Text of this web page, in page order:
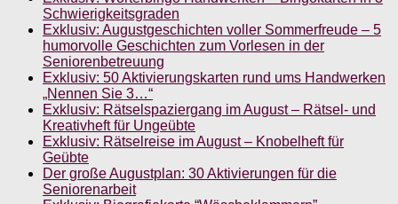
Schwierigkeitsgraden
Exklusiv: Augustgeschichten voller Sommerfreude – 5
humorvolle Geschichten zum Vorlesen in der
Seniorenbetreuung
Exklusiv: 50 Aktivierungskarten rund ums Handwerken
„Nennen Sie 3…“
Exklusiv: Rätselspaziergang im August – Rätsel- und
Kreativheft für Ungeübte
Exklusiv: Rätselreise im August – Knobelheft für
Geübte
Der große Augustplan: 30 Aktivierungen für die
Seniorenarbeit